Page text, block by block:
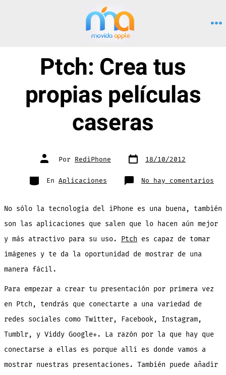
Ptch: Crea tus
propias películas
caseras
Autor
de Por RediPhone Fecha
de 18/10/2012
Categorías
En Aplicaciones No hay comentarios
No sólo la tecnología del iPhone es una buena, también
son las aplicaciones que salen que lo hacen aún mejor
y más atractivo para su uso. Ptch es capaz de tomar
imágenes y te da la oportunidad de mostrar de una
manera fácil.
Para empezar a crear tu presentación por primera vez
en Ptch, tendrás que conectarte a una variedad de
redes sociales como Twitter, Facebook, Instagram,
Tumblr, y Viddy Google+. La razón por la que hay que
conectarse a ellas es porque allí es donde vamos a
mostrar nuestras presentaciones. También puede añadir